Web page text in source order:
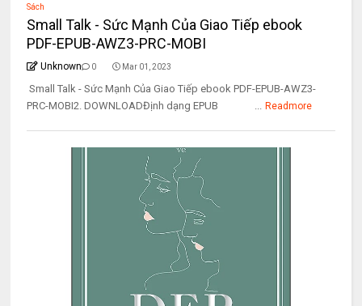
Sách
Small Talk - Sức Mạnh Của Giao Tiếp ebook
PDF-EPUB-AWZ3-PRC-MOBI
Unknown 0 Mar 01, 2023
Small Talk - Sức Mạnh Của Giao Tiếp ebook PDF-EPUB-AWZ3-
PRC-MOBI2. DOWNLOADĐịnh dạng EPUB ... Readmore